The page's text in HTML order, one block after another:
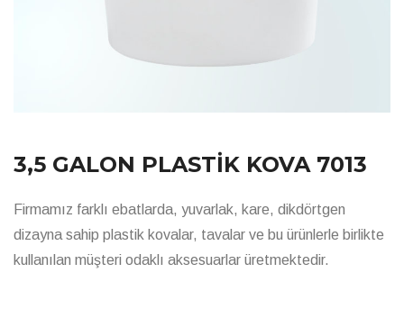
3,5 GALON PLASTİK KOVA 7013
Firmamız farklı ebatlarda, yuvarlak, kare, dikdörtgen
dizayna sahip plastik kovalar, tavalar ve bu ürünlerle birlikte
kullanılan müşteri odaklı aksesuarlar üretmektedir.